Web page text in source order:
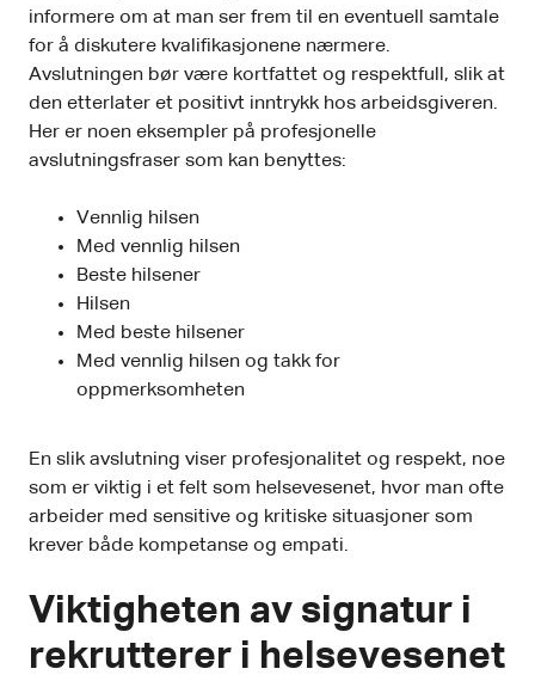
informere om at man ser frem til en eventuell samtale
for å diskutere kvalifikasjonene nærmere.
Avslutningen bør være kortfattet og respektfull, slik at
den etterlater et positivt inntrykk hos arbeidsgiveren.
Her er noen eksempler på profesjonelle
avslutningsfraser som kan benyttes:
Vennlig hilsen
Med vennlig hilsen
Beste hilsener
Hilsen
Med beste hilsener
Med vennlig hilsen og takk for
oppmerksomheten
En slik avslutning viser profesjonalitet og respekt, noe
som er viktig i et felt som helsevesenet, hvor man ofte
arbeider med sensitive og kritiske situasjoner som
krever både kompetanse og empati.
Viktigheten av signatur i
rekrutterer i helsevesenet